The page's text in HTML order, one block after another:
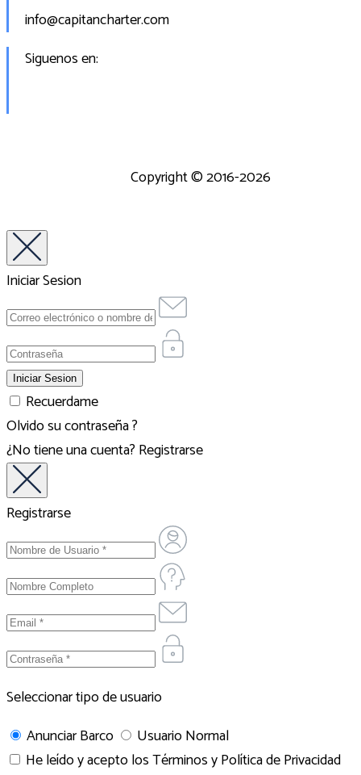
info@capitancharter.com
Siguenos en:
Copyright © 2016-2026
Iniciar Sesion
Recuerdame
Olvido su contraseña ?
¿No tiene una cuenta? Registrarse
Registrarse
Seleccionar tipo de usuario
Anunciar Barco
Usuario Normal
He leído y acepto losTérminos y Política de Privacidad